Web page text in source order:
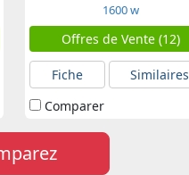
1600 w
Offres de Vente (12)
Fiche
Similaires
Comparer